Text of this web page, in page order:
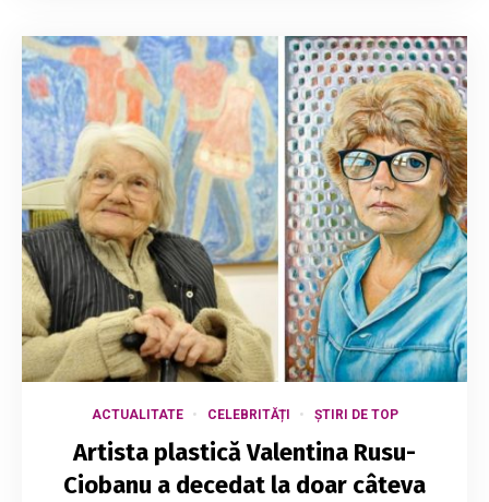
ACTUALITATE CELEBRITĂȚI ȘTIRI DE TOP
Artista plastică Valentina Rusu-
Ciobanu a decedat la doar câteva